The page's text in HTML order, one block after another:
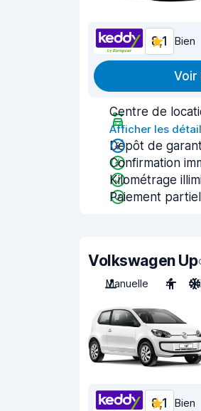
8,1 Bien
Centre de
Afficher les
Dépôt de
Confirmation
Kilométrage
Paiement partiel
Volkswagen Up
Manuelle
4
8,1 Bien